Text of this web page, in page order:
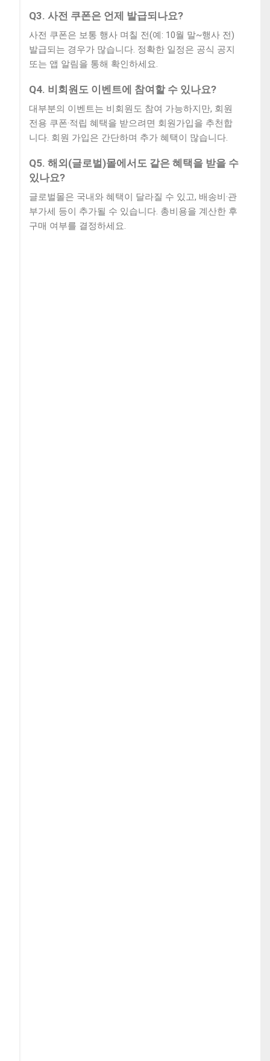
Q3. 사전 쿠폰은 언제 발급되나요?
사전 쿠폰은 보통 행사 며칠 전(예: 10월 말~행사 전)
발급되는 경우가 많습니다. 정확한 일정은 공식 공지
또는 앱 알림을 통해 확인하세요.
Q4. 비회원도 이벤트에 참여할 수 있나요?
대부분의 이벤트는 비회원도 참여 가능하지만, 회원
전용 쿠폰·적립 혜택을 받으려면 회원가입을 추천합
니다. 회원 가입은 간단하며 추가 혜택이 많습니다.
Q5. 해외(글로벌)몰에서도 같은 혜택을 받을 수
있나요?
글로벌몰은 국내와 혜택이 달라질 수 있고, 배송비·관
부가세 등이 추가될 수 있습니다. 총비용을 계산한 후
구매 여부를 결정하세요.